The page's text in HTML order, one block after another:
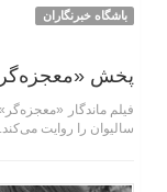
باشگاه خبرنگاران
پخش «معجزه‌گر»
فیلم ماندگار
سالیوان را روایت می‌کند.